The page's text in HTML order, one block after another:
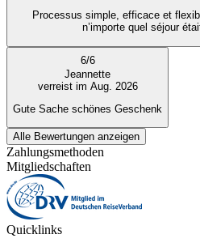
Processus simple, efficace et
n’importe quel séjour
6/6
Jeannette
verreist im Aug. 2026
Gute Sache schönes Geschenk
Alle Bewertungen anzeigen
Zahlungsmethoden
Mitgliedschaften
Quicklinks